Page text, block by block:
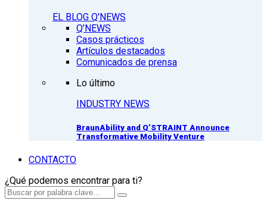
EL BLOG Q'NEWS
Q’NEWS
Casos prácticos
Artículos destacados
Comunicados de prensa
Lo último
INDUSTRY NEWS
BraunAbility and Q’STRAINT Announce
Transformative Mobility Venture
CONTACTO
¿Qué podemos encontrar para ti?